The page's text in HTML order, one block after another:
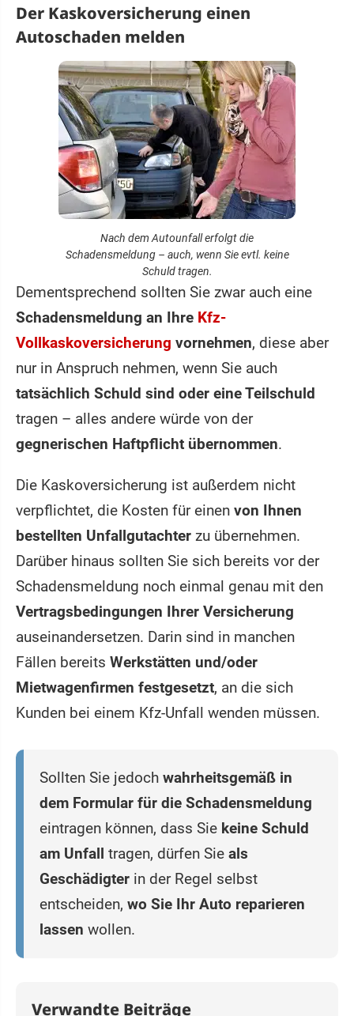
Der Kaskoversicherung einen
Autoschaden melden
Nach dem Autounfall erfolgt die
Schadensmeldung – auch, wenn Sie evtl. keine
Schuld tragen.
Dementsprechend sollten Sie zwar auch eine
Schadensmeldung an Ihre Kfz-
Vollkaskoversicherung vornehmen, diese aber
nur in Anspruch nehmen, wenn Sie auch
tatsächlich Schuld sind oder eine Teilschuld
tragen – alles andere würde von der
gegnerischen Haftpflicht übernommen.
Die Kaskoversicherung ist außerdem nicht
verpflichtet, die Kosten für einen von Ihnen
bestellten Unfallgutachter zu übernehmen.
Darüber hinaus sollten Sie sich bereits vor der
Schadensmeldung noch einmal genau mit den
Vertragsbedingungen Ihrer Versicherung
auseinandersetzen. Darin sind in manchen
Fällen bereits Werkstätten und/oder
Mietwagenfirmen festgesetzt, an die sich
Kunden bei einem Kfz-Unfall wenden müssen.
Sollten Sie jedoch wahrheitsgemäß in
dem Formular für die Schadensmeldung
eintragen können, dass Sie keine Schuld
am Unfall tragen, dürfen Sie als
Geschädigter in der Regel selbst
entscheiden, wo Sie Ihr Auto reparieren
lassen wollen.
Verwandte Beiträge